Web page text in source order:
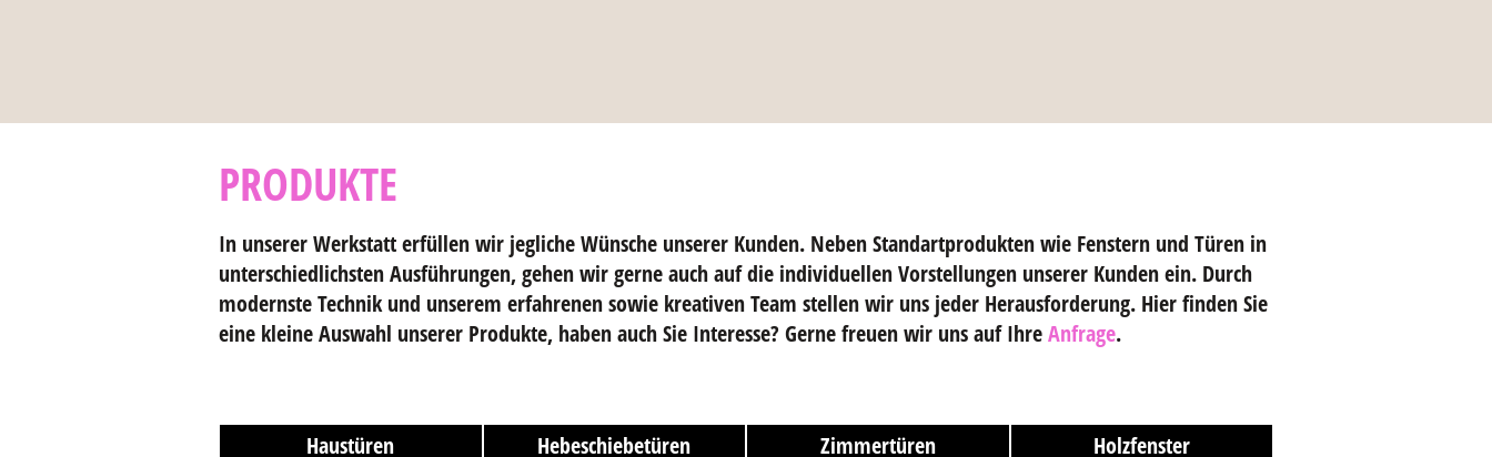
PRODUKTE
In unserer Werkstatt erfüllen wir jegliche Wünsche unserer Kunden. Neben Standartprodukten wie Fenstern und Türen in
unterschiedlichsten Ausführungen, gehen wir gerne auch auf die individuellen Vorstellungen unserer Kunden ein. Durch
modernste Technik und unserem erfahrenen sowie kreativen Team stellen wir uns jeder Herausforderung. Hier finden Sie
eine kleine Auswahl unserer Produkte, haben auch Sie Interesse? Gerne freuen wir uns auf IhreAnfrage.
Haustüren Hebeschiebetüren Zimmertüren Holzfenster